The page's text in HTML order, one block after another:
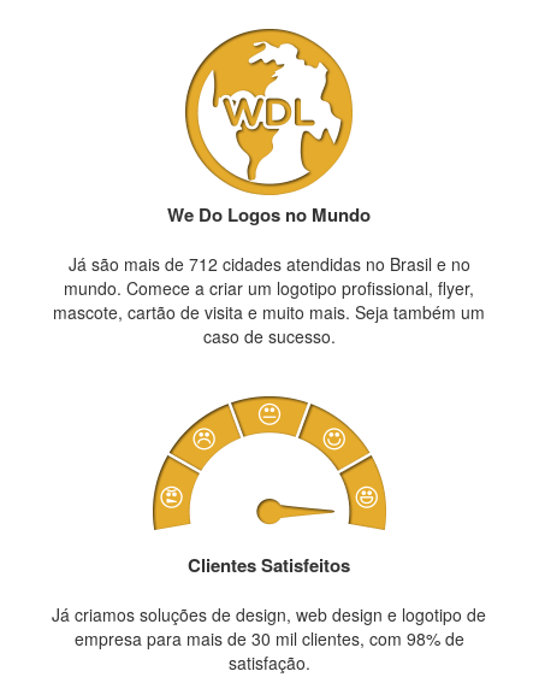
We Do Logos no Mundo
Já são mais de 712 cidades atendidas no Brasil e no
mundo. Comece a criar um logotipo profissional, flyer,
mascote, cartão de visita e muito mais. Seja também um
caso de sucesso.
Clientes Satisfeitos
Já criamos soluções de design, web design e logotipo de
empresa para mais de 30 mil clientes, com 98% de
satisfação.